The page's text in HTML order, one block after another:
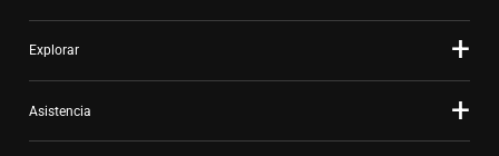
Explorar
Asistencia